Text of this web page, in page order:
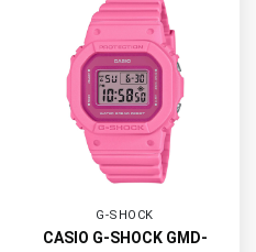
G-SHOCK
CASIO G-SHOCK GMD-